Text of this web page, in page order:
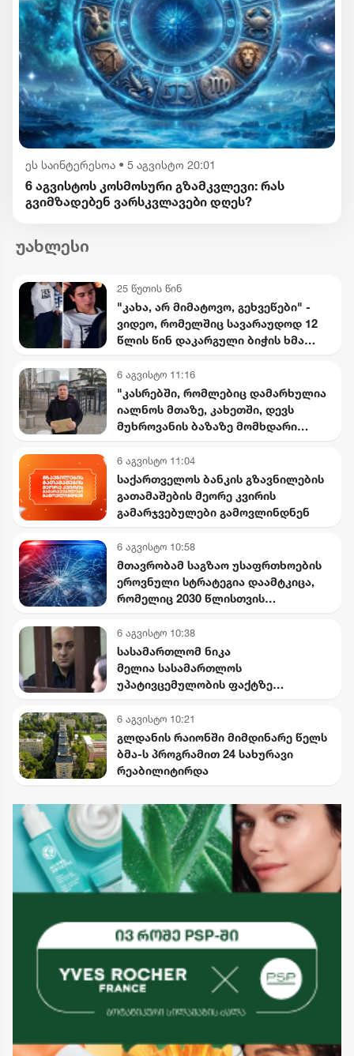
ეს საინტერესოა • 5 აგვისტო 20:01
6 აგვისტოს კოსმოსური გზამკვლევი: რას
გვიმზადებენ ვარსკვლავები დღეს?
უახლესი
25 წუთის წინ
"კახა, არ მიმატოვო, გეხვეწები" -
ვიდეო, რომელშიც სავარაუდოდ 12
წლის წინ დაკარგული ბიჭის ხმა
6 აგვისტო 11:16
"კასრებში, რომლებიც დამარხულია
იალნოს მთაზე, კახეთში, დევს
მუხროვანის ბაზაზე მომხდარი
რომელიც ყველაფერს ფარდას
ახდის"
6 აგვისტო 11:04
საქართველოს ბანკის გზავნილების
გათამაშების მეორე კვირის
გამარჯვებულები გამოვლინდნენ
6 აგვისტო 10:58
მთავრობამ საგზაო უსაფრთხოების
ეროვნული სტრატეგია დაამტკიცა,
რომელიც 2030 წლისთვის
რაოდენობის 25%-ით შემცირებას
ითვალისწინებს
6 აგვისტო 10:38
სასამართლომ ნიკა
მელია სასამართლოს
უპატივცემულობის ფაქტზე
6 აგვისტო 10:21
გლდანის რაიონში მიმდინარე წელს
ბმა-ს პროგრამით 24 სახურავი
რეაბილიტირდა